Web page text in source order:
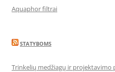
Aquaphor filtrai
STATYBOMS
Trinkelių medžiagų ir projektavimo